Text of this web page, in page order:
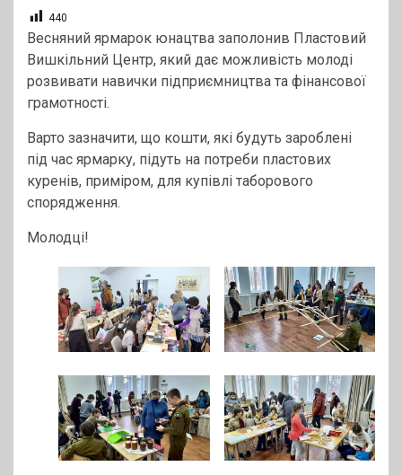
440
Весняний ярмарок юнацтва заполонив Пластовий
Вишкільний Центр, який дає можливість молоді
розвивати навички підприємництва та фінансової
грамотності.
Варто зазначити, що кошти, які будуть зароблені
під час ярмарку, підуть на потреби пластових
куренів, приміром, для купівлі таборового
спорядження.
Молодці!